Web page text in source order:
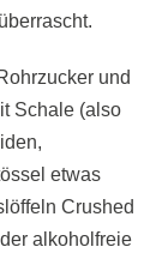
und
Schale (also
etwas
Crushed
alkoholfreie